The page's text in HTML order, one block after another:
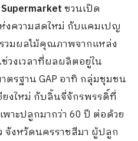
ชวนเปิด
ความสดใหม่ กับแคมเปญ
วมผลไม้คุณภาพจากแหล่ง
วงเวลาที่ผลผลิตอยู่ใน
รฐาน GAP อาทิ กลุ่มชุมชน
งใหม่ กับลิ้นจี่จักรพรรดิ์ที่
าะปลูกมากว่า 60 ปี ต่อด้วย
จังหวัดนครราชสีมา ผู้ปลูก